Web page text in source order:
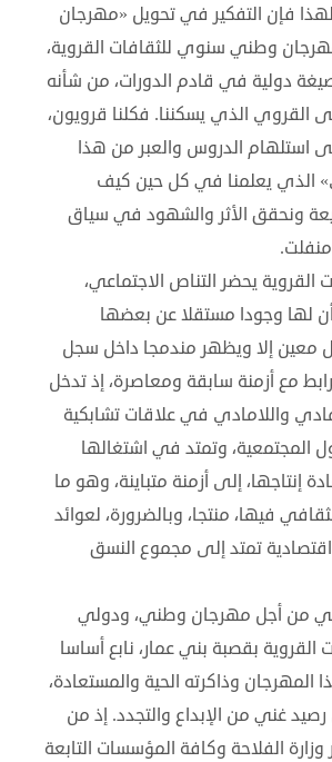
فإن التفكير في تحويل «مهرجان
وطني سنوي للثقافات القروية،
دولية في قادم الدورات، من شأنه
القروي الذي يسكننا. فكلنا قرويون،
استلهام الدروس والعبر من هذا
الذي يعلمنا في كل حين كيف
ونحقق الأثر والشهود في سياق
يحضر التناص الاجتماعي،
لها وجودا مستقلا عن بعضها
معين إلا ويظهر مندمجا داخل سجل
مع أزمنة سابقة ومعاصرة، إذ تدخل
واللامادي في علاقات تشابكية
المجتمعية، وتمتد في اشتغالها
إنتاجها، إلى أزمنة متباينة، وهو ما
فيها، منتجا، وبالضرورة، لعوائد
تمتد إلى مجموع النسق
من أجل مهرجان وطني، ودولي
القروية بقصبة بني عمار، نابع أساسا
وذاكرته الحية والمستعادة،
غني من الإبداع والتجدد. إذ من
الفلاحة وكافة المؤسسات التابعة